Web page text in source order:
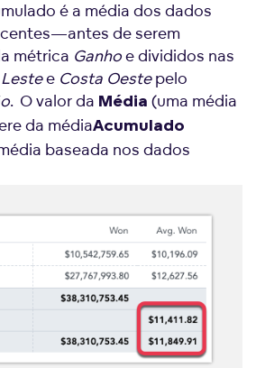
é a média dos dados
de serem
métrica Ganhoe divididos nas
e Costa Oestepelo
. O valor da Média (uma média
da médiaAcumulado
baseada nos dados